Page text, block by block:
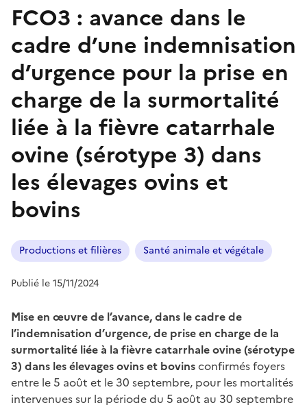
FCO3 : avance dans le
cadre d’une indemnisation
d’urgence pour la prise en
charge de la surmortalité
liée à la fièvre catarrhale
ovine (sérotype 3) dans
les élevages ovins et
bovins
Productions et filières Santé animale et végétale
Publié le 15/11/2024
Mise en œuvre de l’avance, dans le cadre de
l’indemnisation d’urgence, de prise en charge de la
surmortalité liée à la fièvre catarrhale ovine (sérotype
3) dans les élevages ovins et bovinsconfirmés foyers
entre le 5 août et le 30 septembre, pour les mortalités
intervenues sur la période du 5 août au 30 septembre